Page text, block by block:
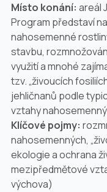
Místo konání: areál
Program představí
nahosemenné
stavbu,
využití a mnohé
tzv. „živoucích
jehličnanů podle
vztahy
Klíčové pojmy:
nahosemenných,
ekologie a ochrana
mezipředmětové
výchova)